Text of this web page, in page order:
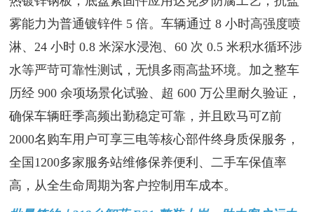
雾能力为普通镀锌件 5 倍。车辆通过 8 小时高强度喷
淋、24 小时 0.8 米深水浸泡、60 次 0.5 米积水循环涉
水等严苛可靠性测试，无惧多雨高盐环境。加之整车
历经 900 余项场景化试验、超 600 万公里耐久验证，
确保车辆旺季高频出勤稳定可靠，并且欧马可Z前
2000名购车用户可享三电等核心部件终身质保服务，
全国1200多家服务站维修保养便利、二手车保值率
高，从全生命周期为客户控制用车成本。